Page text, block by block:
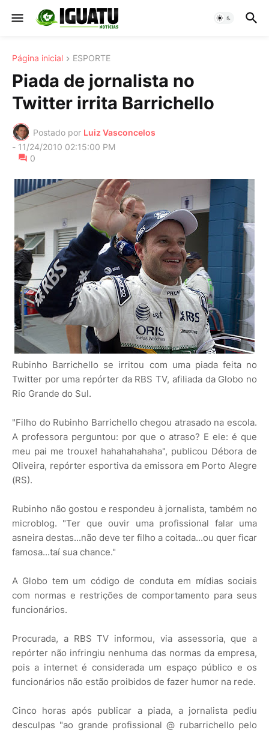
Página inicial ESPORTE
Piada de jornalista no
Twitter irrita Barrichello
Postado por Luiz Vasconcelos
- 11/24/2010 02:15:00 PM
0
Rubinho Barrichello se irritou com uma piada feita no
Twitter por uma repórter da RBS TV, afiliada da Globo no
Rio Grande do Sul.
"Filho do Rubinho Barrichello chegou atrasado na escola.
A professora perguntou: por que o atraso? E ele: é que
meu pai me trouxe! hahahahahaha", publicou Débora de
Oliveira, repórter esportiva da emissora em Porto Alegre
(RS).
Rubinho não gostou e respondeu à jornalista, também no
microblog. "Ter que ouvir uma profissional falar uma
asneira destas...não deve ter filho a coitada...ou quer ficar
famosa...taí sua chance."
A Globo tem um código de conduta em mídias sociais
com normas e restrições de comportamento para seus
funcionários.
Procurada, a RBS TV informou, via assessoria, que a
repórter não infringiu nenhuma das normas da empresa,
pois a internet é considerada um espaço público e os
funcionários não estão proibidos de fazer humor na rede.
Cinco horas após publicar a piada, a jornalista pediu
desculpas "ao grande profissional @ rubarrichello pelo